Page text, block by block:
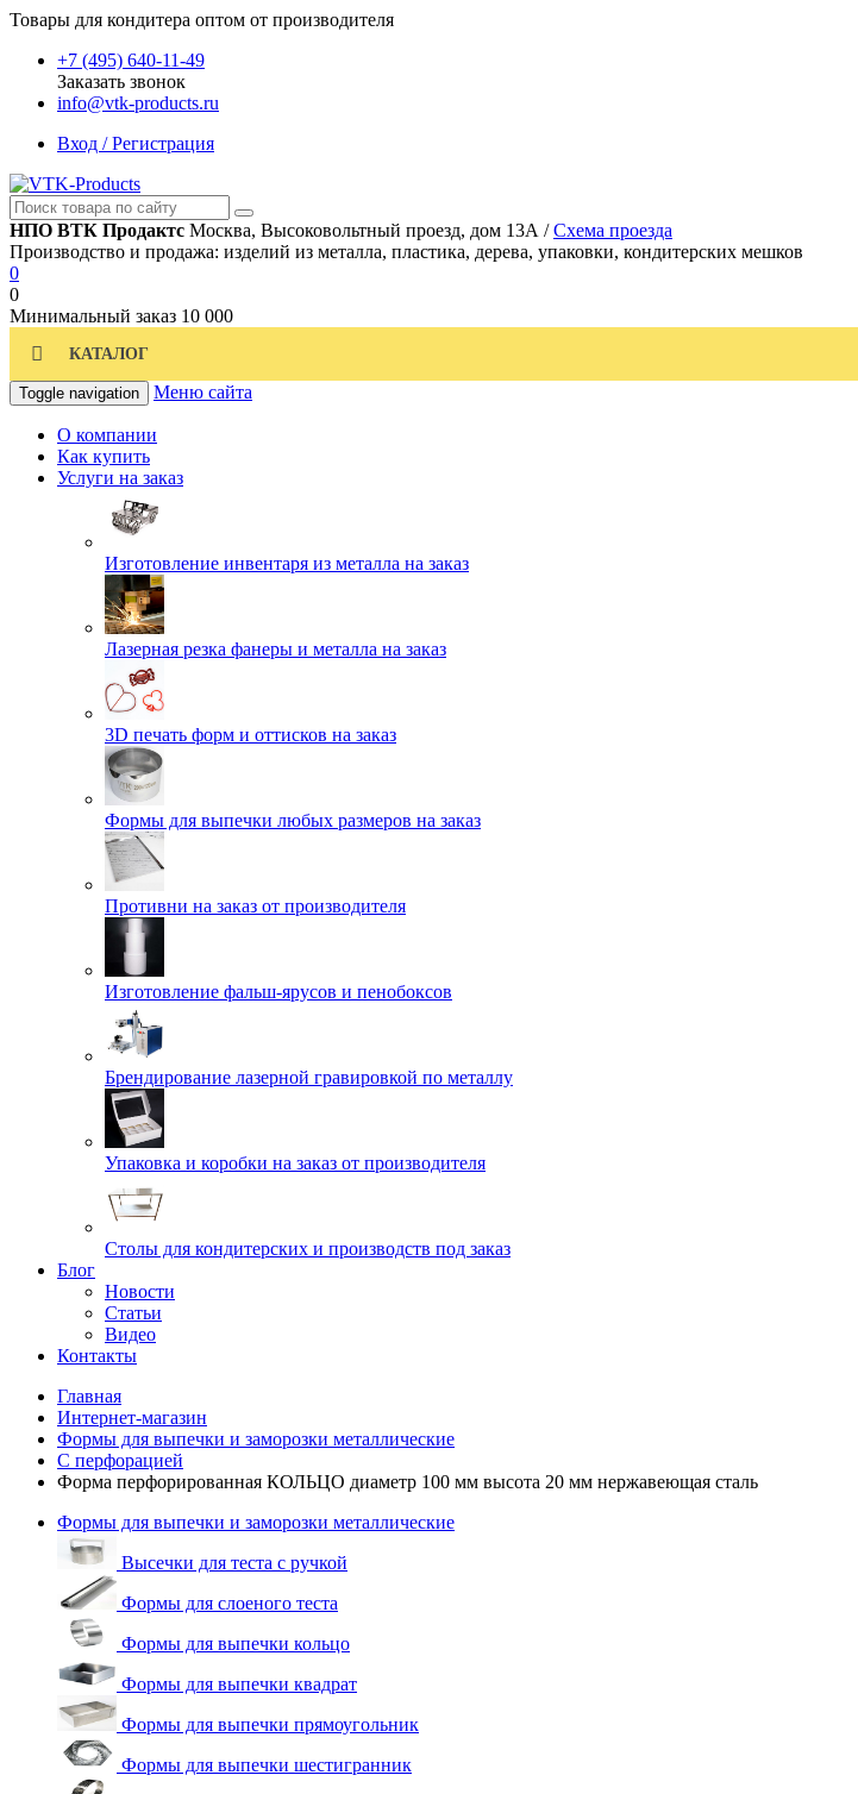
Товары для кондитера оптом от производителя
+7 (495) 640-11-49
Заказать звонок
info@vtk-products.ru
Вход / Регистрация
НПО ВТК Продактс Москва, Высоковольтный проезд, дом 13А /Схема проезда
Производство и продажа: изделий из металла, пластика, дерева, упаковки, кондитерских мешков
0
0
Минимальный заказ 10 000
КАТАЛОГ
Toggle navigation Меню сайта
О компании
Как купить
Услуги на заказ
Изготовление инвентаря из металла на заказ
Лазерная резка фанеры и металла на заказ
3D печать форм и оттисков на заказ
Формы для выпечки любых размеров на заказ
Противни на заказ от производителя
Изготовление фальш-ярусов и пенобоксов
Брендирование лазерной гравировкой по металлу
Упаковка и коробки на заказ от производителя
Cтолы для кондитерских и производств под заказ
Блог
Новости
Статьи
Видео
Контакты
Главная
Интернет-магазин
Формы для выпечки и заморозки металлические
С перфорацией
Форма перфорированная КОЛЬЦО диаметр 100 мм высота 20 мм нержавеющая сталь
Формы для выпечки и заморозки металлические
Высечки для теста с ручкой
Формы для слоеного теста
Формы для выпечки кольцо
Формы для выпечки квадрат
Формы для выпечки прямоугольник
Формы для выпечки шестигранник